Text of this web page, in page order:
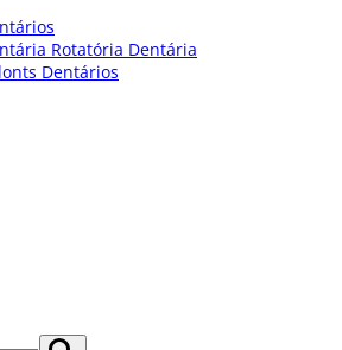
Rotatória Dentária
Dentários